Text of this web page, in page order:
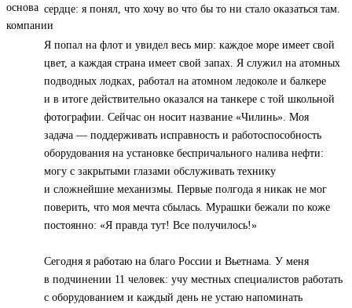
сердце: я понял, что хочу во что бы то ни стало оказаться там.
Я попал на флот и увидел весь мир: каждое море имеет свой
цвет, а каждая страна имеет свой запах. Я служил на атомных
подводных лодках, работал на атомном ледоколе и балкере
и в итоге действительно оказался на танкере с той школьной
фотографии. Сейчас он носит название «Чилинь». Моя
задача — поддерживать исправность и работоспособность
оборудования на установке беспричального налива нефти:
могу с закрытыми глазами обслуживать технику
и сложнейшие механизмы. Первые полгода я никак не мог
поверить, что моя мечта сбылась. Мурашки бежали по коже
постоянно: «Я правда тут! Все получилось!»
Сегодня я работаю на благо России и Вьетнама. У меня
в подчинении 11 человек: учу местных специалистов работать
с оборудованием и каждый день не устаю напоминать